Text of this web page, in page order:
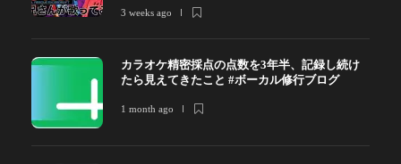
3 weeks ago
カラオケ精密採点の点数を3年半、記録し続け
たら見えてきたこと #ボーカル修行ブログ
1 month ago